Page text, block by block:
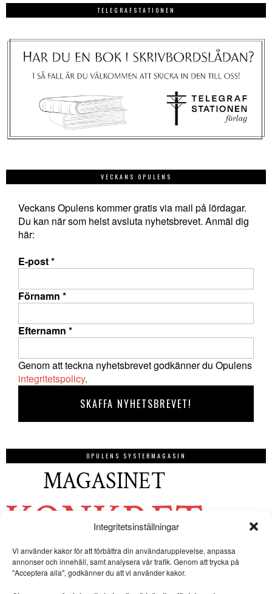
Integritetsinställningar
Vi använder kakor för att förbättra din användarupplevelse, anpassa
annonser och innehåll, samt analysera vår trafik. Genom att trycka på
"Acceptera alla", godkänner du att vi använder kakor.
TELEGRAFSTATIONEN
VECKANS OPULENS
Veckans Opulens kommer gratis via mail på lördagar.
Du kan när som helst avsluta nyhetsbrevet. Anmäl dig
här:
E-post*
Förnamn *
Efternamn *
Genom att teckna nyhetsbrevet godkänner du Opulens
integritetspolicy.
OPULENS SYSTERMAGASIN